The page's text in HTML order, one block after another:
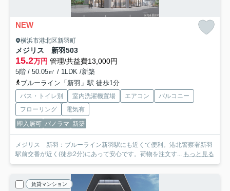
NEW
横浜市港北区新羽町
メジリス 新羽503
15.2万円 管理/共益費13,000円
5階 / 50.05㎡ / 1LDK /新築
ブルーライン「新羽」駅 徒歩1分
バス・トイレ別 室内洗濯機置場 エアコン
バルコニー
フローリング
電気有
即入居可 パノラマ 新築
メジリス 新羽：ブルーライン新羽駅にも近くて便利。港北警察署新羽
駅前交番が近く(徒歩2分)にあって安心です。荷物を注文す...
もっと見る
賃貸マンション